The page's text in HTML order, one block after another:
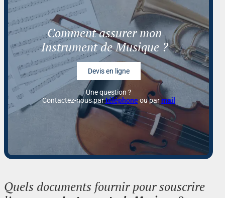
Comment assurer mon
Instrument de Musique ?
Devis en ligne
Une question ?
Contactez-nous partéléphone ou parmail
Quels documents fournir pour souscrire